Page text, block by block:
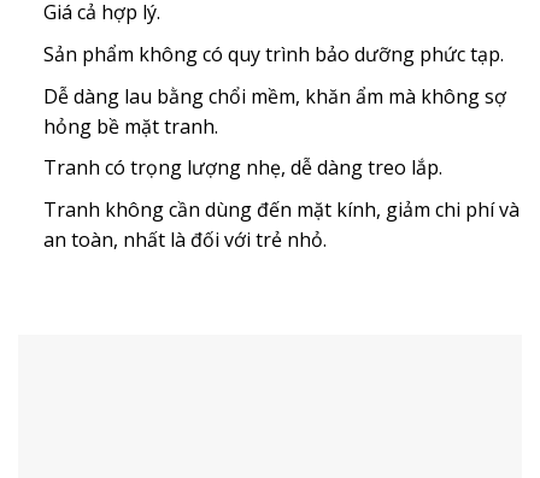
Giá cả hợp lý.
Sản phẩm không có quy trình bảo dưỡng phức tạp.
Dễ dàng lau bằng chổi mềm, khăn ẩm mà không sợ
hỏng bề mặt tranh.
Tranh có trọng lượng nhẹ, dễ dàng treo lắp.
Tranh không cần dùng đến mặt kính, giảm chi phí và
an toàn, nhất là đối với trẻ nhỏ.